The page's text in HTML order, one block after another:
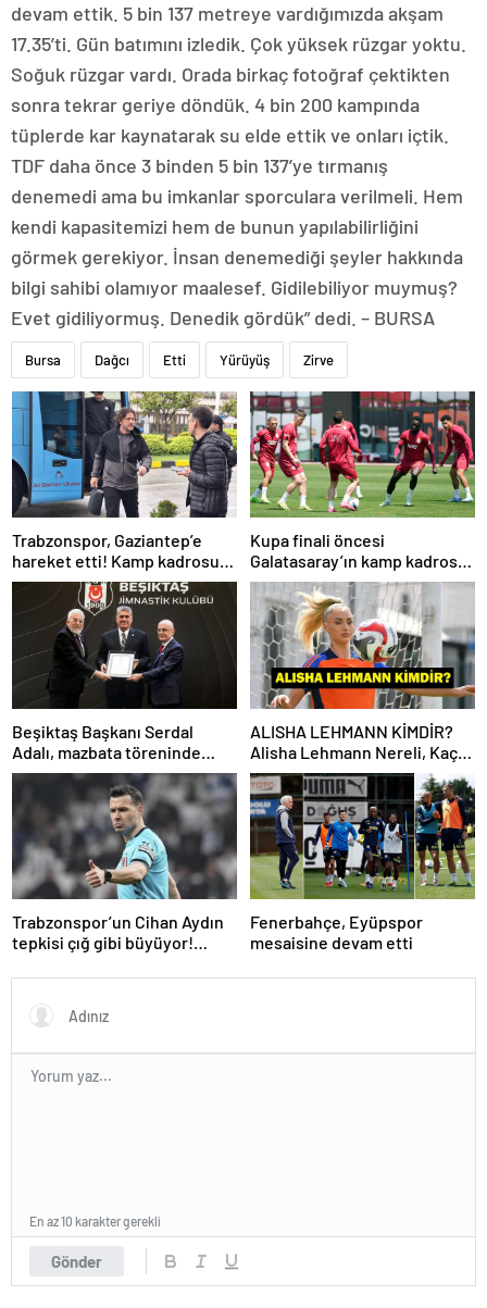
devam ettik. 5 bin 137 metreye vardığımızda akşam
17.35’ti. Gün batımını izledik. Çok yüksek rüzgar yoktu.
Soğuk rüzgar vardı. Orada birkaç fotoğraf çektikten
sonra tekrar geriye döndük. 4 bin 200 kampında
tüplerde kar kaynatarak su elde ettik ve onları içtik.
TDF daha önce 3 binden 5 bin 137’ye tırmanış
denemedi ama bu imkanlar sporculara verilmeli. Hem
kendi kapasitemizi hem de bunun yapılabilirliğini
görmek gerekiyor. İnsan denemediği şeyler hakkında
bilgi sahibi olamıyor maalesef. Gidilebiliyor muymuş?
Evet gidiliyormuş. Denedik gördük” dedi. – BURSA
Bursa Dağcı Etti Yürüyüş Zirve
Trabzonspor, Gaziantep’e
hareket etti! Kamp kadrosu
açıklandı…
Kupa finali öncesi
Galatasaray’ın kamp kadrosu
belli oldu!
Beşiktaş Başkanı Serdal
Adalı, mazbata töreninde
konuştu: Gün istikrar
ALISHA LEHMANN KİMDİR?
Alisha Lehmann Nereli, Kaç
Yaşında, Hangi Takımda
Oynuyor?
Trabzonspor’un Cihan Aydın
tepkisi çığ gibi büyüyor!
Fenerbahçe, Eyüpspor
mesaisine devam etti
Gönder
En az 10 karakter gerekli